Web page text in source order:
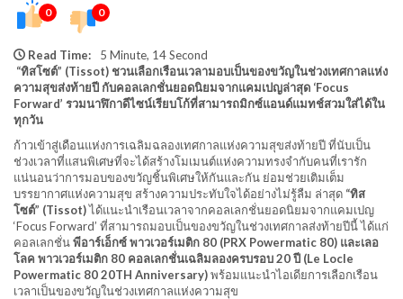
0 0
Read Time:
5 Minute, 14 Second
“ทิสโซต์” (Tissot) ชวนเลือกเรือนเวลามอบเป็นของขวัญในช่วงเทศกาลแห่ง
ความสุขส่งท้ายปี กับคอลเลกชั่นยอดนิยมจากแคมเปญล่าสุด ‘Focus
Forward’ รวมนาฬิกาดีไซน์เรียบโก้ที่สามารถมิกซ์แอนด์แมทช์สวมใส่ได้ใน
ทุกวัน
ก้าวเข้าสู่เดือนแห่งการเฉลิมฉลองเทศกาลแห่งความสุขส่งท้ายปี ที่นับเป็น
ช่วงเวลาที่แสนพิเศษที่จะได้สร้างโมเมนต์แห่งความทรงจำกับคนที่เรารัก
แน่นอนว่าการมอบของขวัญชิ้นพิเศษให้กันและกัน ย่อมช่วยเติมเต็ม
บรรยากาศแห่งความสุข สร้างความประทับใจได้อย่างไม่รู้ลืม ล่าสุด “ทิส
โซต์” (Tissot)ได้แนะนำเรือนเวลาจากคอลเลกชั่นยอดนิยมจากแคมเปญ
‘Focus Forward’ ที่สามารถมอบเป็นของขวัญในช่วงเทศกาลส่งท้ายปีนี้ ได้แก่
คอลเลกชั่นพีอาร์เอ็กซ์ พาวเวอร์เมติก 80 (PRX Powermatic 80) และเลอ
โลค พาวเวอร์เมติก 80 คอลเลกชั่นเฉลิมลองครบรอบ 20 ปี (Le Locle
Powermatic 80 20TH Anniversary)พร้อมแนะนำไอเดียการเลือกเรือน
เวลาเป็นของขวัญในช่วงเทศกาลแห่งความสุข